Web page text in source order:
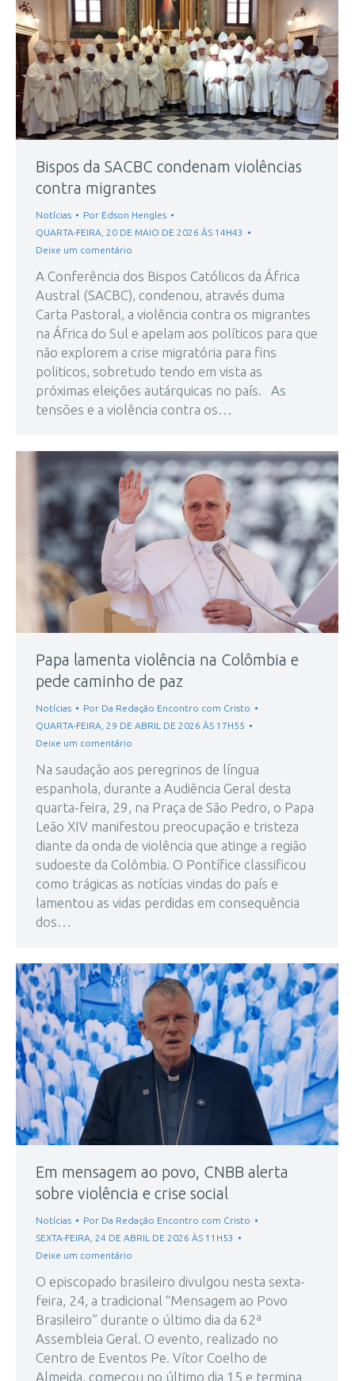
Bispos da SACBC condenam violências
contra migrantes
Notícias Por Edson Hengles
QUARTA-FEIRA, 20 DE MAIO DE 2026 ÀS 14H43
Deixe um comentário
A Conferência dos Bispos Católicos da África
Austral (SACBC), condenou, através duma
Carta Pastoral, a violência contra os migrantes
na África do Sul e apelam aos políticos para que
não explorem a crise migratória para fins
politicos, sobretudo tendo em vista as
próximas eleições autárquicas no país. As
tensões e a violência contra os…
Papa lamenta violência na Colômbia e
pede caminho de paz
Notícias Por Da Redação Encontro com Cristo
QUARTA-FEIRA, 29 DE ABRIL DE 2026 ÀS 17H55
Deixe um comentário
Na saudação aos peregrinos de língua
espanhola, durante a Audiência Geral desta
quarta-feira, 29, na Praça de São Pedro, o Papa
Leão XIV manifestou preocupação e tristeza
diante da onda de violência que atinge a região
sudoeste da Colômbia. O Pontífice classificou
como trágicas as notícias vindas do país e
lamentou as vidas perdidas em consequência
dos…
Em mensagem ao povo, CNBB alerta
sobre violência e crise social
Notícias Por Da Redação Encontro com Cristo
SEXTA-FEIRA, 24 DE ABRIL DE 2026 ÀS 11H53
Deixe um comentário
O episcopado brasileiro divulgou nesta sexta-
feira, 24, a tradicional “Mensagem ao Povo
Brasileiro” durante o último dia da 62ª
Assembleia Geral. O evento, realizado no
Centro de Eventos Pe. Vítor Coelho de
Almeida, começou no último dia 15 e termina